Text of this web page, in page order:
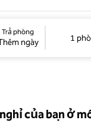
Trả phòng
ngày 1
của bạn ở